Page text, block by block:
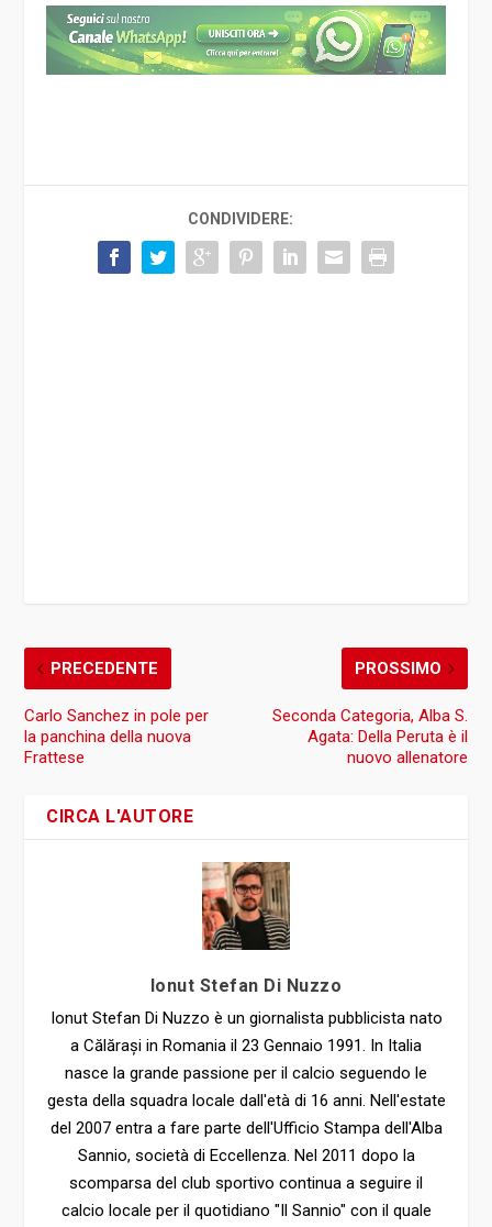
CONDIVIDERE:
PRECEDENTE
Carlo Sanchez in pole per
la panchina della nuova
Frattese
PROSSIMO
Seconda Categoria, Alba S.
Agata: Della Peruta è il
nuovo allenatore
CIRCA L'AUTORE
Ionut Stefan Di Nuzzo
Ionut Stefan Di Nuzzo è un giornalista pubblicista nato
a Călărași in Romania il 23 Gennaio 1991. In Italia
nasce la grande passione per il calcio seguendo le
gesta della squadra locale dall'età di 16 anni. Nell'estate
del 2007 entra a fare parte dell'Ufficio Stampa dell'Alba
Sannio, società di Eccellenza. Nel 2011 dopo la
scomparsa del club sportivo continua a seguire il
calcio locale per il quotidiano "Il Sannio" con il quale